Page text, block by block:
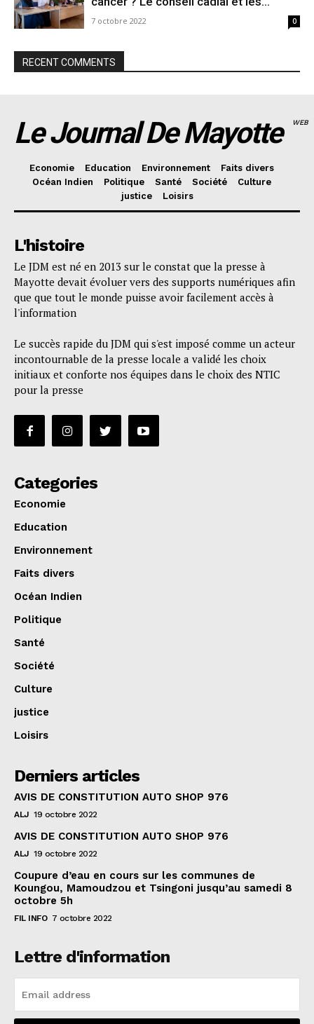
7 octobre 2022 0
RECENT COMMENTS
Le Journal De Mayotte WEB
Economie Education Environnement
Faits divers
Océan Indien
Politique Santé Société
Culture
justice
Loisirs
L'histoire
Le JDM est né en 2013 sur le constat que la presse à
Mayotte devait évoluer vers des supports numériques afin
que que tout le monde puisse avoir facilement accès à
l'information
Le succès rapide du JDM qui s'est imposé comme un acteur
incontournable de la presse locale a validé les choix
initiaux et conforte nos équipes dans le choix des NTIC
pour la presse
Categories
Economie
Education
Environnement
Faits divers
Océan Indien
Politique
Santé
Société
Culture
justice
Loisirs
Derniers articles
AVIS DE CONSTITUTION AUTO SHOP 976
ALJ 19 octobre 2022
AVIS DE CONSTITUTION AUTO SHOP 976
ALJ 19 octobre 2022
Coupure d’eau en cours sur les communes de
Koungou, Mamoudzou et Tsingoni jusqu’au samedi 8
octobre 5h
FIL INFO 7 octobre 2022
Lettre d'information